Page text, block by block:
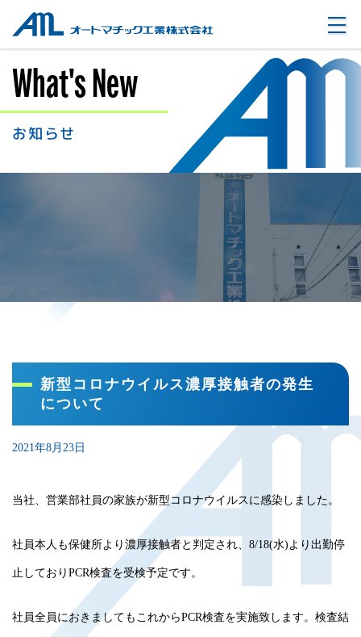
What's New
お知らせ
新型コロナウイルス濃厚接触者の発生
について
2021年8月23日
当社、営業部社員の家族が新型コロナウイルスに感染しました。
社員本人も保健所より濃厚接触者と判定され、8/18(水)より出勤停
止しておりPCR検査を受検予定です。
社員全員におきましてもこれからPCR検査を実施致します。検査結